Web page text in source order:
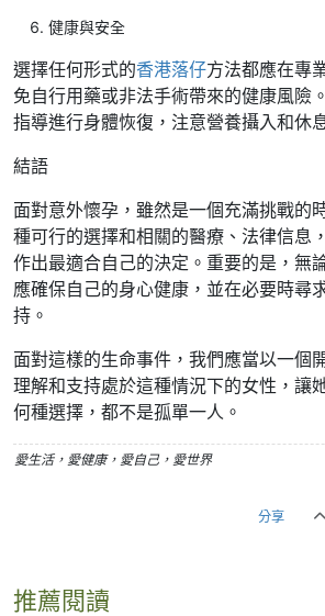
健康與安全
選擇任何形式的香港落仔方法都應在專
免自行用藥或非法手術帶來的健康風險
指導進行身體恢復，注意營養攝入和休
結語
面對意外懷孕，雖然是一個充滿挑戰的
種可行的選擇和相關的醫療、法律信息
作出最適合自己的決定。重要的是，無
應確保自己的身心健康，並在必要時尋
持。
面對這樣的生命事件，我們應當以一個
理解和支持處於這種情況下的女性，讓
何種選擇，都不是孤單一人。
愛生活，愛健康，愛自己，愛世界
分享
推薦閱讀